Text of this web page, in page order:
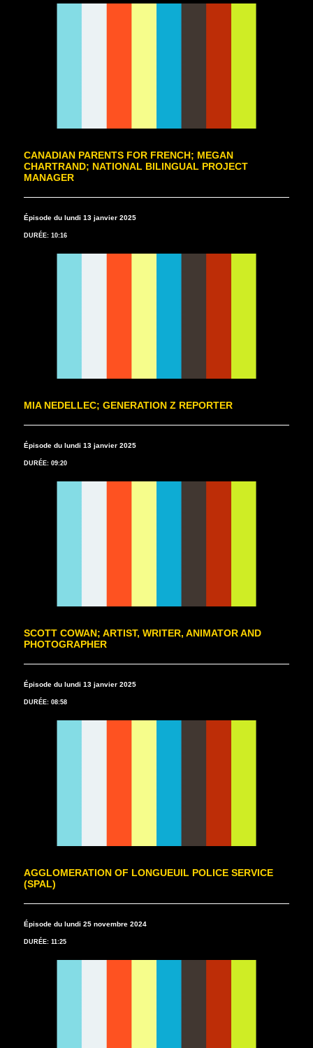
CANADIAN PARENTS FOR FRENCH; MEGAN
CHARTRAND; NATIONAL BILINGUAL PROJECT
MANAGER
Épisode du lundi 13 janvier 2025
DURÉE: 10:16
MIA NEDELLEC; GENERATION Z REPORTER
Épisode du lundi 13 janvier 2025
DURÉE: 09:20
SCOTT COWAN; ARTIST, WRITER, ANIMATOR AND
PHOTOGRAPHER
Épisode du lundi 13 janvier 2025
DURÉE: 08:58
AGGLOMERATION OF LONGUEUIL POLICE SERVICE
(SPAL)
Épisode du lundi 25 novembre 2024
DURÉE: 11:25